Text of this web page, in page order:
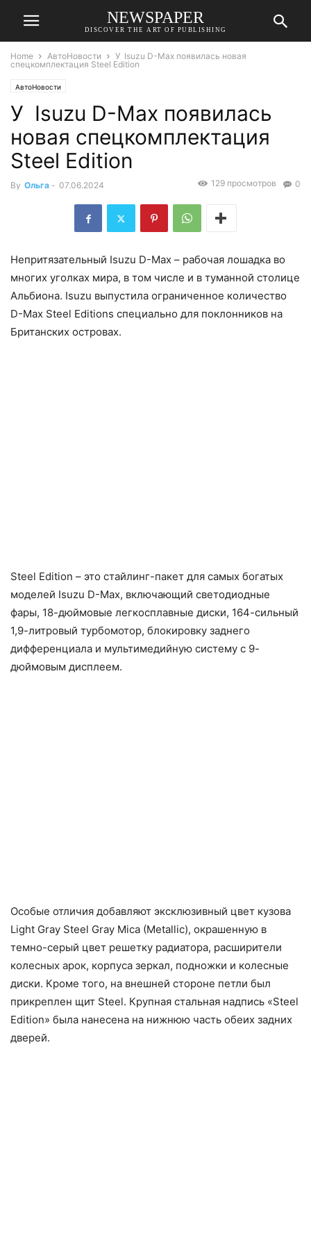
NEWSPAPER
DISCOVER THE ART OF PUBLISHING
Home АвтоНовости
У Isuzu D-Max появилась новая
спецкомплектация Steel Edition
АвтоНовости
У Isuzu D-Max появилась
новая спецкомплектация
Steel Edition
By Ольга - 07.06.2024 0
129 просмотров
Непритязательный Isuzu D-Max – рабочая лошадка во
многих уголках мира, в том числе и в туманной столице
Альбиона. Isuzu выпустила ограниченное количество
D-Max Steel Editions специально для поклонников на
Британских островах.
Steel Edition – это стайлинг-пакет для самых богатых
моделей Isuzu D-Max, включающий светодиодные
фары, 18-дюймовые легкосплавные диски, 164-сильный
1,9-литровый турбомотор, блокировку заднего
дифференциала и мультимедийную систему с 9-
дюймовым дисплеем.
Особые отличия добавляют эксклюзивный цвет кузова
Light Gray Steel Gray Mica (Metallic), окрашенную в
темно-серый цвет решетку радиатора, расширители
колесных арок, корпуса зеркал, подножки и колесные
диски. Кроме того, на внешней стороне петли был
прикреплен щит Steel. Крупная стальная надпись «Steel
Edition» была нанесена на нижнюю часть обеих задних
дверей.